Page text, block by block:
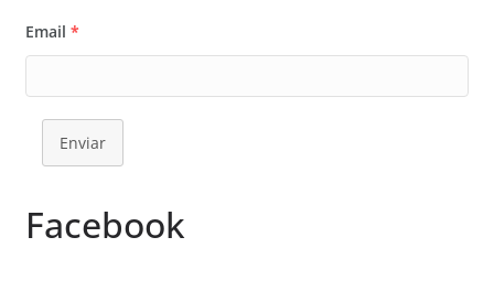
Email *
Enviar
Facebook